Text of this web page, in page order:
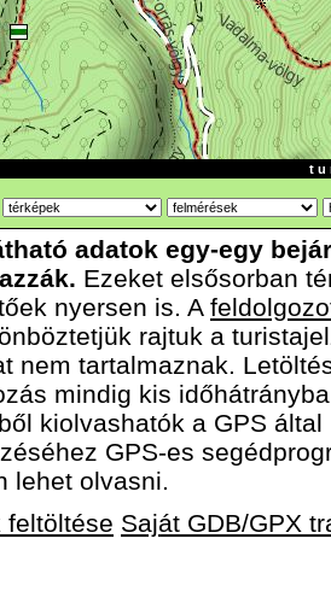
t u
adatok egy-egy
Ezeket elsősorban
nyersen is. A
rajtuk a
nem tartalmaznak.
mindig kis
kiolvashatók a GPS
GPS-es
lehet olvasni.
feltöltése Saját GDB/GPX